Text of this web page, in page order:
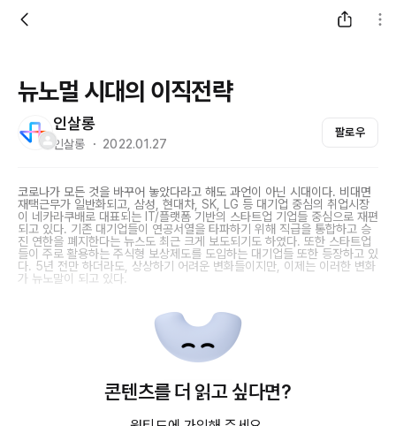
뉴노멀 시대의 이직전략
인살롱
인살롱 ・ 2022.01.27
팔로우
코로나가 모든 것을 바꾸어 놓았다라고 해도 과언이 아닌 시대이다. 비대면
재택근무가 일반화되고, 삼성, 현대차, SK, LG 등 대기업 중심의 취업시장
이 네카라쿠배로 대표되는 IT/플랫폼 기반의 스타트업 기업들 중심으로 재편
되고 있다. 기존 대기업들이 연공서열을 타파하기 위해 직급을 통합하고 승
진 연한을 폐지한다는 뉴스도 최근 크게 보도되기도 하였다. 또한 스타트업
들이 주로 활용하는 주식형 보상제도를 도입하는 대기업들 또한 등장하고 있
다. 5년 전만 하더라도, 상상하기 어려운 변화들이지만, 이제는 이러한 변화
가 뉴노말이 되고 있다.
콘텐츠를 더 읽고 싶다면?